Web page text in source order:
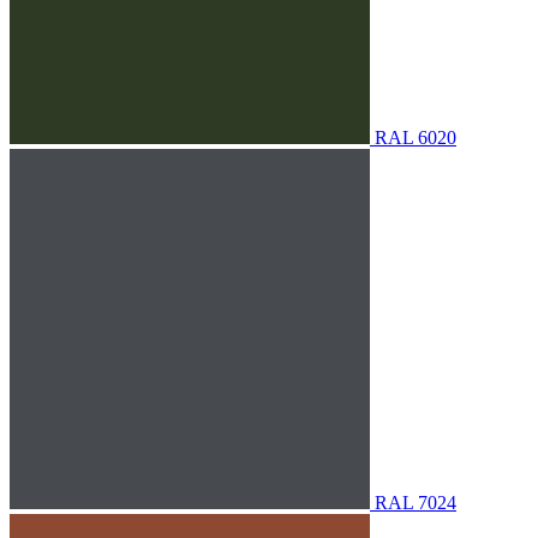
RAL 6020
RAL 7024